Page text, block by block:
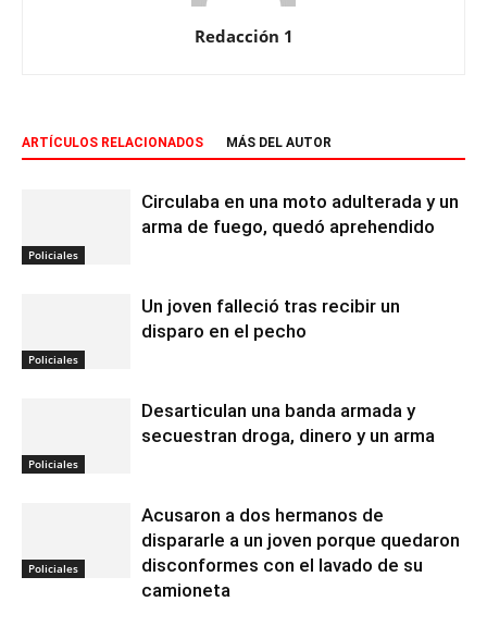
Redacción 1
ARTÍCULOS RELACIONADOS MÁS DEL AUTOR
Policiales
Circulaba en una moto adulterada y un
arma de fuego, quedó aprehendido
Policiales
Un joven falleció tras recibir un
disparo en el pecho
Policiales
Desarticulan una banda armada y
secuestran droga, dinero y un arma
Policiales
Acusaron a dos hermanos de
dispararle a un joven porque quedaron
disconformes con el lavado de su
camioneta